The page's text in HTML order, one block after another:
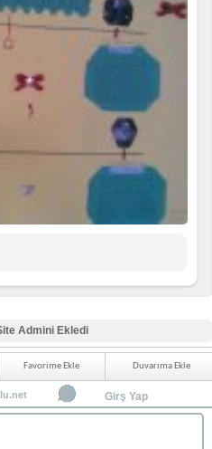
Admini Ekledi
Favorime Ekle Duvarıma Ekle
Girş Yap